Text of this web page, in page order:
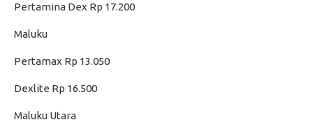
Pertamina Dex Rp 17.200
Maluku
Pertamax Rp 13.050
Dexlite Rp 16.500
Maluku Utara